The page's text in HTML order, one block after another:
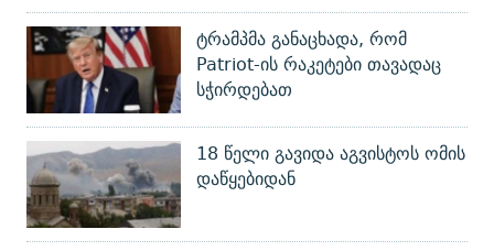
ტრამპმა განაცხადა, რომ
Patriot-ის რაკეტები თავადაც
სჭირდებათ
18 წელი გავიდა აგვისტოს ომის
დაწყებიდან